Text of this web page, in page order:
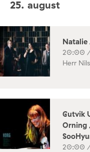
25. august
Natalie
20:00
Herr
Gutvik
Orning
20:00